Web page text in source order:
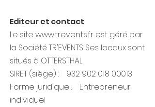
Editeur et contact​
Le site www.trevents.fr est géré par
la Société TR'EVENTS Ses locaux sont
situés à OTTERSTHAL
​SIRET (siège) : 932 902 018 00013
Forme juridique : Entrepreneur
individuel